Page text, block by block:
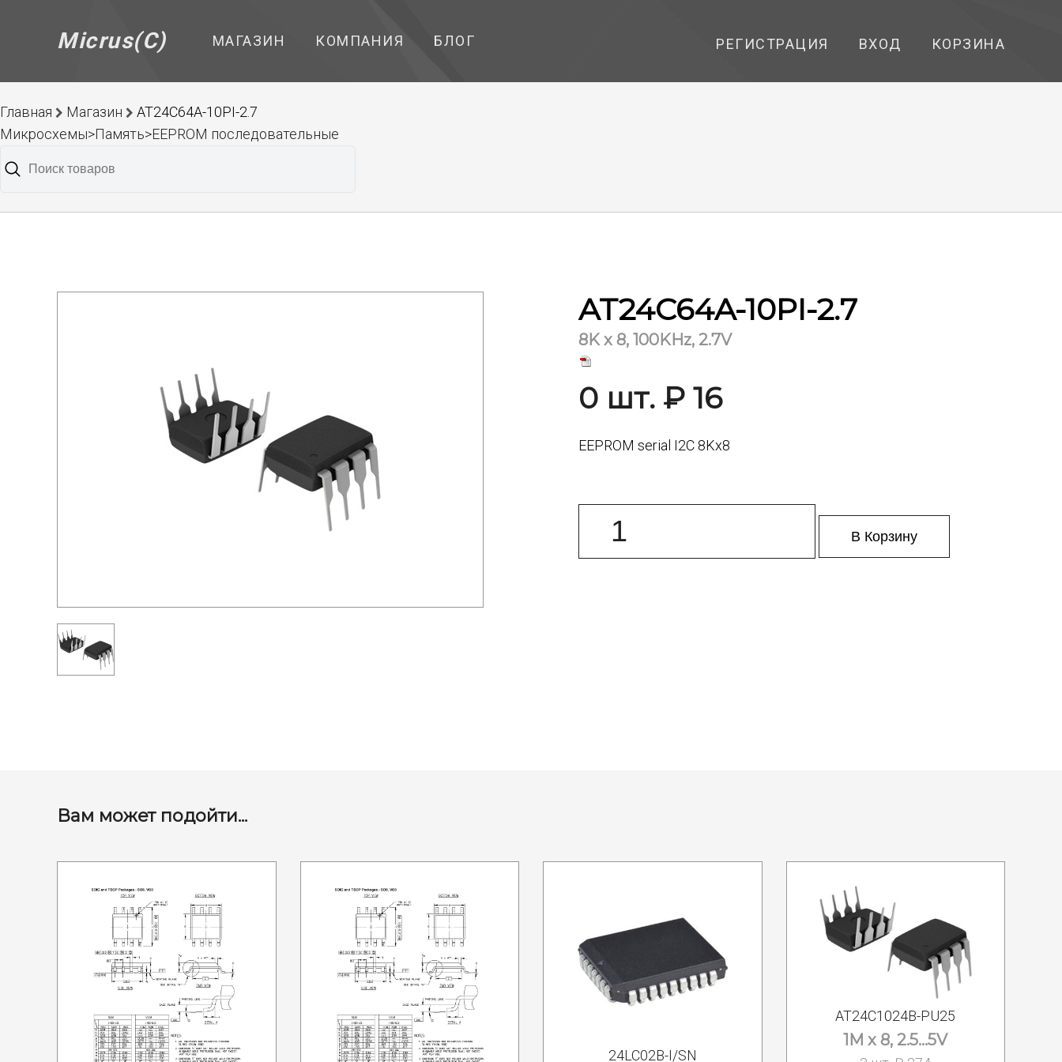
Micrus(C) МАГАЗИН КОМПАНИЯ БЛОГ РЕГИСТРАЦИЯ ВХОД КОРЗИНА
Главная Магазин
AT24C64A-10PI-2.7
Микросхемы>Память>EEPROM последовательные
AT24C64A-10PI-2.7
8K x 8, 100KHz, 2.7V
0 шт. ₽ 16
EEPROM serial I2C 8Kx8
В Корзину
Вам может подойти...
24LC02B-I/SN
AT24C1024B-PU25
1M x 8, 2.5...5V